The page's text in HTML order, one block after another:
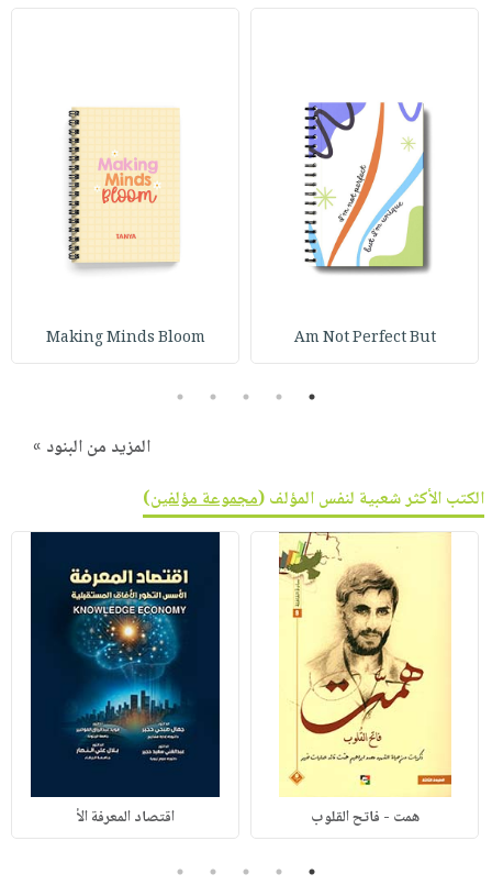
Am Not Perfect But
Making Minds Bloom
1
2
3
4
5
المزيد من البنود »
الكتب الأكثر شعبية لنفس المؤلف (مجموعة مؤلفين)
همت - فاتح القلوب اقتصاد المعرفة الأ
1
2
3
4
5